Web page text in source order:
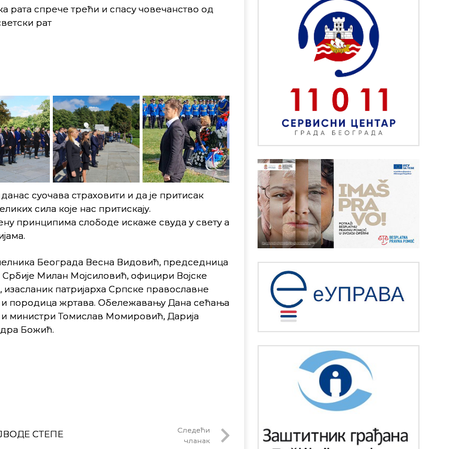
рата спрече трећи и спасу човечанство од
рат
суочава страховити и да је притисак
сила које нас притискају.
принципима слободе искаже свуда у светуа
Београда Весна Видовић, председница
Милан Мојсиловић, официри Војске
патријарха Српске православне
породица жртава. Обележавању Дана сећања
министри Томислав Момировић, Дарија
Божић.
СТЕПЕ
Следећи
чланак